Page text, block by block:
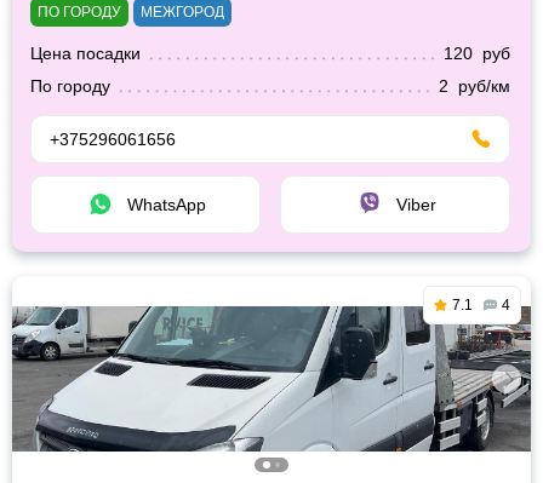
ПО ГОРОДУ МЕЖГОРОД
Цена посадки
120 руб
По городу
2 руб/км
+375296061656
WhatsApp Viber
7.1 4